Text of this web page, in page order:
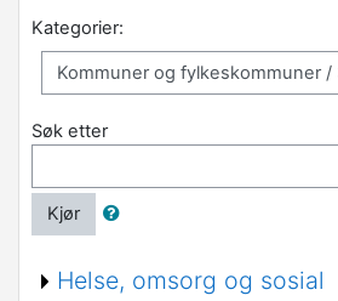
Kategorier:
Søk etter
Kjør
Helse, omsorg og sosial